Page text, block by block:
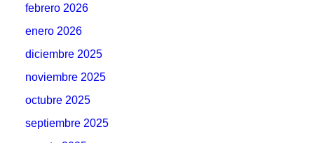
febrero 2026
enero 2026
diciembre 2025
noviembre 2025
octubre 2025
septiembre 2025